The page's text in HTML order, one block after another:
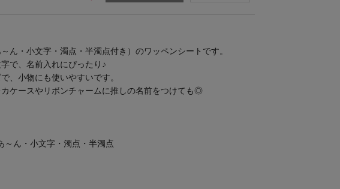
ん・小文字・濁点・半濁点付き）のワッペンシートです。
で、名前入れにぴったり♪
、小物にも使いやすいです。
カケースや リボンチャーム に推しの名前をつけても◎
～ん・小文字・濁点・半濁点